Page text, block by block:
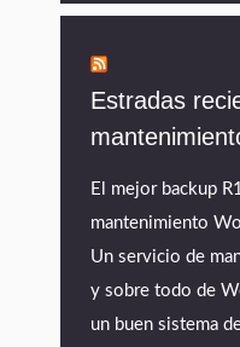
Estradas
El mejor backup
mantenimiento
Un servicio de
y sobre todo de
un buen sistema